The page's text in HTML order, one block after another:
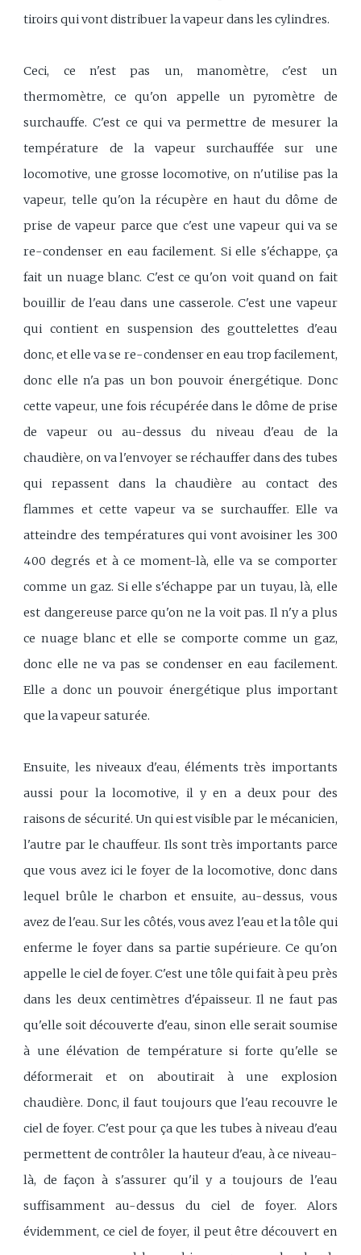
tiroirs qui vont distribuer la vapeur dans les cylindres.
Ceci, ce n'est pas un, manomètre, c'est un
thermomètre, ce qu'on appelle un pyromètre de
surchauffe. C'est ce qui va permettre de mesurer la
température de la vapeur surchauffée sur une
locomotive, une grosse locomotive, on n'utilise pas la
vapeur, telle qu'on la récupère en haut du dôme de
prise de vapeur parce que c'est une vapeur qui va se
re-condenser en eau facilement. Si elle s'échappe, ça
fait un nuage blanc. C'est ce qu'on voit quand on fait
bouillir de l'eau dans une casserole. C'est une vapeur
qui contient en suspension des gouttelettes d'eau
donc, et elle va se re-condenser en eau trop facilement,
donc elle n'a pas un bon pouvoir énergétique. Donc
cette vapeur, une fois récupérée dans le dôme de prise
de vapeur ou au-dessus du niveau d'eau de la
chaudière, on va l'envoyer se réchauffer dans des tubes
qui repassent dans la chaudière au contact des
flammes et cette vapeur va se surchauffer. Elle va
atteindre des températures qui vont avoisiner les 300
400 degrés et à ce moment-là, elle va se comporter
comme un gaz. Si elle s'échappe par un tuyau, là, elle
est dangereuse parce qu'on ne la voit pas. Il n'y a plus
ce nuage blanc et elle se comporte comme un gaz,
donc elle ne va pas se condenser en eau facilement.
Elle a donc un pouvoir énergétique plus important
que la vapeur saturée.
Ensuite, les niveaux d'eau, éléments très importants
aussi pour la locomotive, il y en a deux pour des
raisons de sécurité. Un qui est visible par le mécanicien,
l'autre par le chauffeur. Ils sont très importants parce
que vous avez ici le foyer de la locomotive, donc dans
lequel brûle le charbon et ensuite, au-dessus, vous
avez de l'eau. Sur les côtés, vous avez l'eau et la tôle qui
enferme le foyer dans sa partie supérieure. Ce qu'on
appelle le ciel de foyer. C'est une tôle qui fait à peu près
dans les deux centimètres d'épaisseur. Il ne faut pas
qu'elle soit découverte d'eau, sinon elle serait soumise
à une élévation de température si forte qu'elle se
déformerait et on aboutirait à une explosion
chaudière. Donc, il faut toujours que l'eau recouvre le
ciel de foyer. C'est pour ça que les tubes à niveau d'eau
permettent de contrôler la hauteur d'eau, à ce niveau-
là, de façon à s'assurer qu'il y a toujours de l'eau
suffisamment au-dessus du ciel de foyer. Alors
évidemment, ce ciel de foyer, il peut être découvert en